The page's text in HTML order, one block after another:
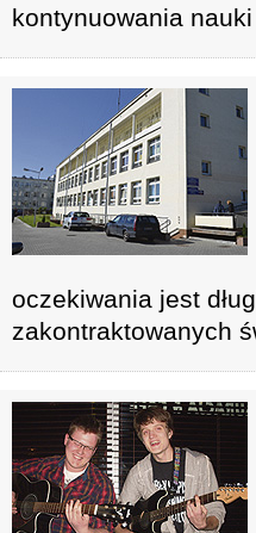
kontynuowania
oczekiwania jest
zakontraktowanych